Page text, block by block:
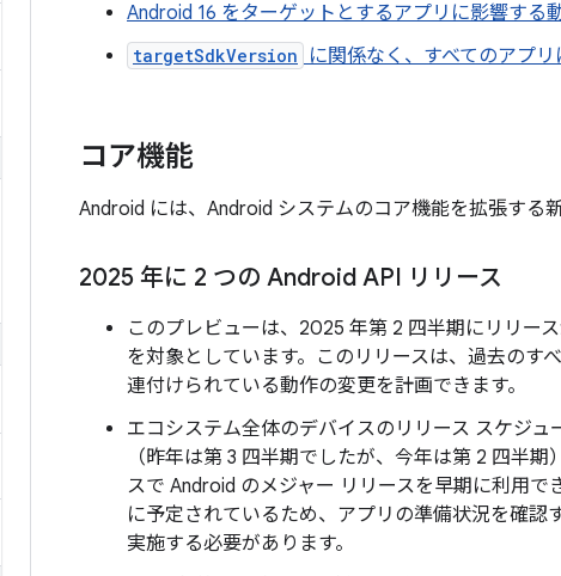
Android 16 をターゲットとするアプリに影響する
targetSdkVersion に関係なく、すべてのアプ
コア機能
Android には、Android システムのコア機能を拡張する
2025 年に 2 つの Android API リリース
このプレビューは、2025 年第 2 四半期にリリー
を対象としています。このリリースは、過去のす
連付けられている動作の変更を計画できます。
エコシステム全体のデバイスのリリース スケジ
（昨年は第 3 四半期でしたが、今年は第 2 四半
スで Android のメジャー リリースを早期に利用
に予定されているため、アプリの準備状況を確認
実施する必要があります。